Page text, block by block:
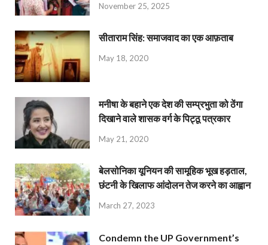
November 25, 2025
सीताराम सिंह: समाजवाद का एक आफ़ताब
May 18, 2020
मनीषा के बहाने एक देश की सम्प्रभुता को ठेंगा
दिखाने वाले शासक वर्ग के पिट्ठू पत्रकार
May 21, 2020
बेलसोनिका यूनियन की सामूहिक भूख हड़ताल,
छंटनी के खिलाफ आंदोलन तेज करने का आह्वान
March 27, 2023
Condemn the UP Government’s